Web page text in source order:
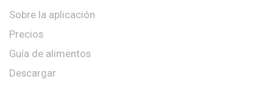
Sobre la aplicación
Precios
Guía de alimentos
Descargar